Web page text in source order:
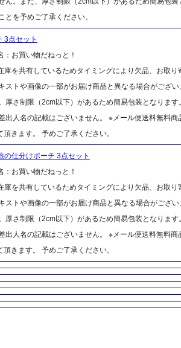
とを予めご了承ください。
3点セット
お買い物だねっと！
庫を共有しているためタイミングにより欠品、お取
ストや画像の一部がお届け商品と異なる場合がござい
厚さ制限（2cm以下）があるため簡易包装となりま
出人名の記載はございません。 ※メール便送料無料
きます。 予めご了承ください。
の仕分けポーチ 3点セット
お買い物だねっと！
庫を共有しているためタイミングにより欠品、お取
ストや画像の一部がお届け商品と異なる場合がござい
厚さ制限（2cm以下）があるため簡易包装となりま
出人名の記載はございません。 ※メール便送料無料
きます。 予めご了承ください。